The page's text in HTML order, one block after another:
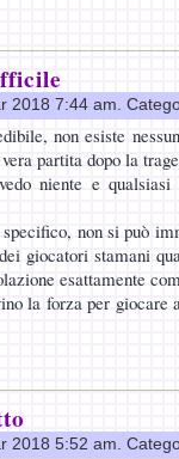
2018 7:44 am.
non esiste
partita dopo la
niente e
non si può
giocatori stamani
esattamente
la forza per
2018 5:52 am.